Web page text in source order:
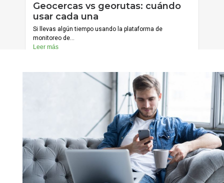
Geocercas vs georutas: cuándo
usar cada una
Si llevas algún tiempo usando la plataforma de
monitoreo de...
Leer más
Cargar más